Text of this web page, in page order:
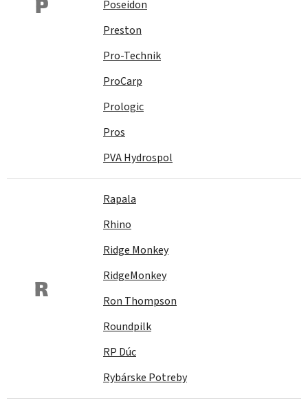
Poseidon
Preston
Pro-Technik
ProCarp
Prologic
Pros
PVA Hydrospol
R
Rapala
Rhino
Ridge Monkey
RidgeMonkey
Ron Thompson
Roundpilk
RP Dúc
Rybárske Potreby